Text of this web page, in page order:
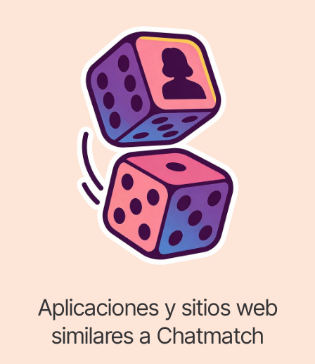
Aplicaciones y sitios web
similares a Chatmatch